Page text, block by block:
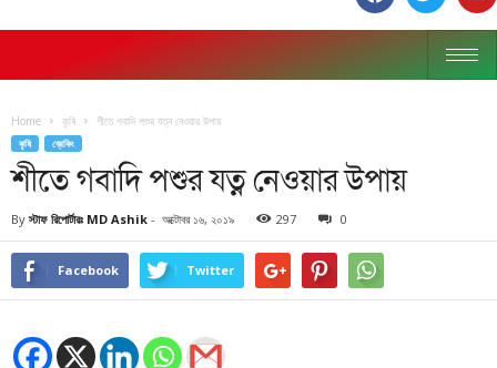
Home কৃষি শীতে গবাদি পশুর যত্ন নেওয়ার উপায়
কৃষি ব্রেকিং
শীতে গবাদি পশুর যত্ন নেওয়ার উপায়
By স্টাফ রিপোর্টারঃ MD Ashik - অক্টোবর ১৬, ২০১৯ 297 0
Facebook Twitter